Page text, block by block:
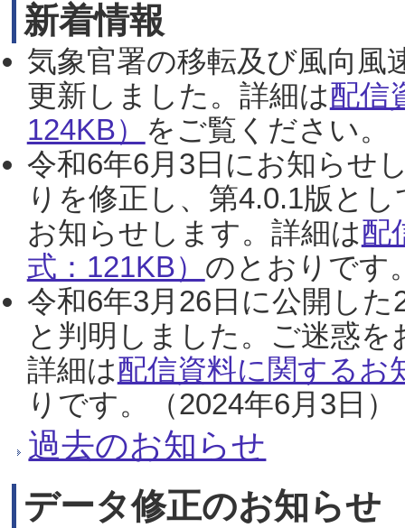
新着情報
気象官署の移転及び風向風
更新しました。詳細は配信
124KB） をご覧ください。
令和6年6月3日にお知らせ
りを修正し、第4.0.1版と
お知らせします。詳細は配
式：121KB） のとおりです
令和6年3月26日に公開し
と判明しました。ご迷惑
詳細は配信資料に関するお
りです。（2024年6月3日）
過去のお知らせ
データ修正のお知らせ